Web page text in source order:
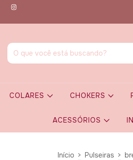
por dentro de todas as novidades em
COLARES CHOKERS
ACESSÓRIOS
Início > Pulseiras >